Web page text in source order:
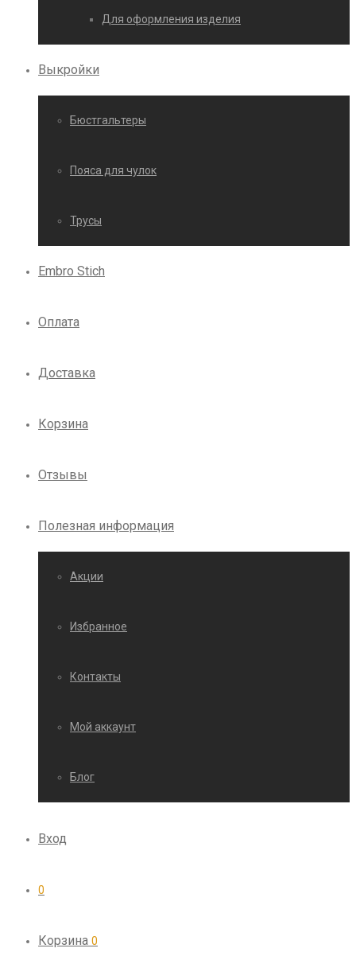
Для оформления изделия
Выкройки
Бюстгальтеры
Пояса для чулок
Трусы
Embro Stich
Оплата
Доставка
Корзина
Отзывы
Полезная информация
Акции
Избранное
Контакты
Мой аккаунт
Блог
Вход
0
Корзина 0